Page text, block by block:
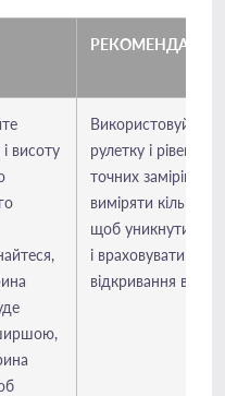
РЕКОМЕНДАЦІЇ
висоту
Використовуйте
рулетку і рівень
точних замірів.
виміряти кілька
щоб уникнути
і враховувати
відкривання вікон.